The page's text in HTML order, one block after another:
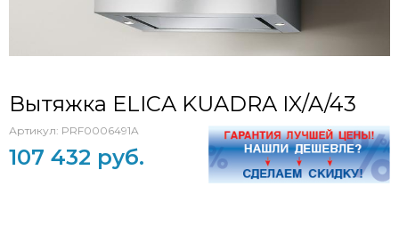
Вытяжка ELICA KUADRA IX/A/43
Артикул: PRF0006491A
107 432 руб.